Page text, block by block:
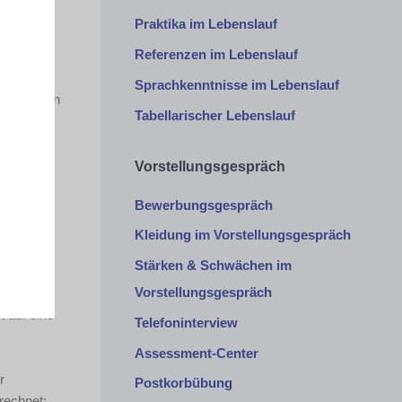
sich in
ein
je
auf eine
Praktika im Lebenslauf
Referenzen im Lebenslauf
Sprachkenntnisse im Lebenslauf
Tabellarischer Lebenslauf
Vorstellungsgespräch
Bewerbungsgespräch
Kleidung im Vorstellungsgespräch
Stärken & Schwächen im
Vorstellungsgespräch
Telefoninterview
Assessment-Center
Postkorbübung